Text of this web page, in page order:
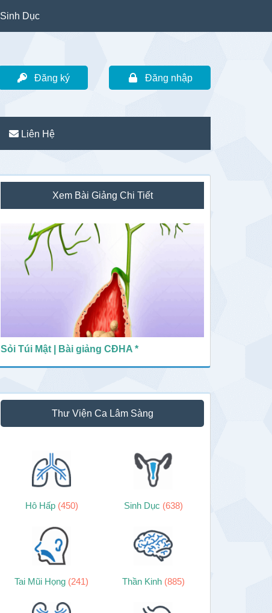
Sinh Dục
Đăng ký Đăng nhập
Liên Hệ
Sidebar
chính
Xem Bài Giảng Chi Tiết
Sỏi Túi Mật | Bài giảng CĐHA *
Thư Viện Ca Lâm Sàng
Hô Hấp (450) Sinh Dục (638)
Tai Mũi Họng (241) Thần Kinh (885)